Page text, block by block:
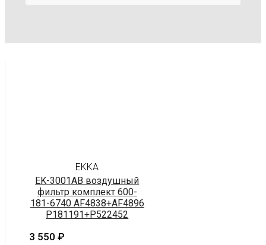
EKKA
EK-3001AB воздушный
фильтр комплект 600-
181-6740 AF4838+AF4896
P181191+P522452
3 550 ₽